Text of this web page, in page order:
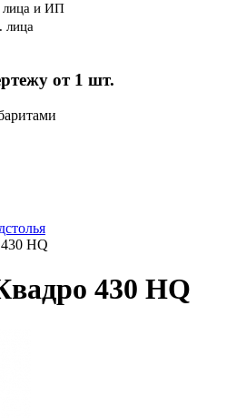
и ИП
лица
от 1 шт.
HQ
430 HQ